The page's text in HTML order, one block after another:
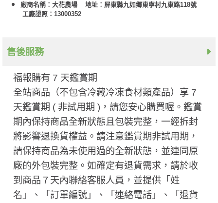
廠商名稱：大花農場 地址：屏東縣九如鄉東寧村九東路118號
工廠證照：13000352
售後服務
福報購有 7 天鑑賞期
全站商品（不包含冷藏冷凍食材類產品）享 7
天鑑賞期 ( 非試用期 ​)，請您安心購買喔。鑑賞
期內保持商品全新狀態且包裝完整，一經拆封
將影響退換貨權益。請注意鑑賞期非試用期，
請保持商品為未使用過的全新狀態，並連同原
廠的外包裝完整。如確定有退貨需求，請於收
到商品７天內聯絡客服人員，並提供「姓
名」、「訂單編號」、「連絡電話」、「退貨